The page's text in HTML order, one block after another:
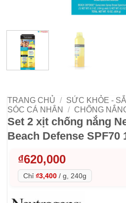
TRANG CHỦ / SỨC KHỎE -
SÓC CÁ NHÂN
/ CHỐNG
Set 2 xịt chống nắng
Beach Defense SPF70
₫620,000
Chỉ ₫3,400 / g, 240g